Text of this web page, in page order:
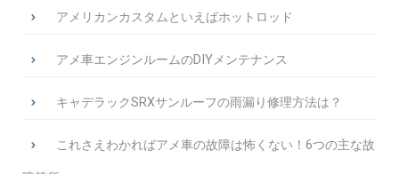
アメリカンカスタムといえばホットロッド
アメ車エンジンルームのDIYメンテナンス
キャデラックSRXサンルーフの雨漏り修理方法は？
これさえわかればアメ車の故障は怖くない！6つの主な故